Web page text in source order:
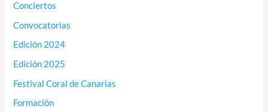
Conciertos
Convocatorias
Edición 2024
Edición 2025
Festival Coral de Canarias
Formación